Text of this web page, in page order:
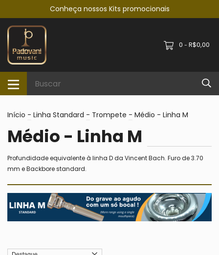
Conheça nossos Kits promocionais
0 - R$0,00
Início - Linha Standard - Trompete - Médio - Linha M
Médio - Linha M
Profundidade equivalente à linha D da Vincent Bach. Furo de 3.70
mm e Backbore standard.